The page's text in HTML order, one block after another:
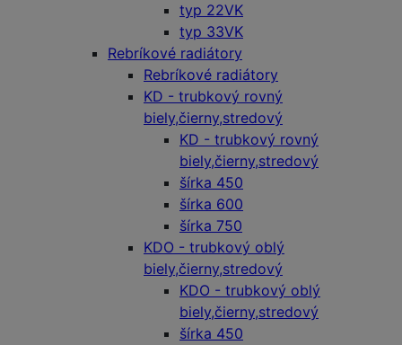
typ 22VK
typ 33VK
Rebríkové radiátory
Rebríkové radiátory
KD - trubkový rovný
biely,čierny,stredový
KD - trubkový rovný
biely,čierny,stredový
šírka 450
šírka 600
šírka 750
KDO - trubkový oblý
biely,čierny,stredový
KDO - trubkový oblý
biely,čierny,stredový
šírka 450